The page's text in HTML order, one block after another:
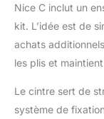
Nice C inclut un
kit. L’idée est de
achats
les plis et
Le cintre sert de
système de